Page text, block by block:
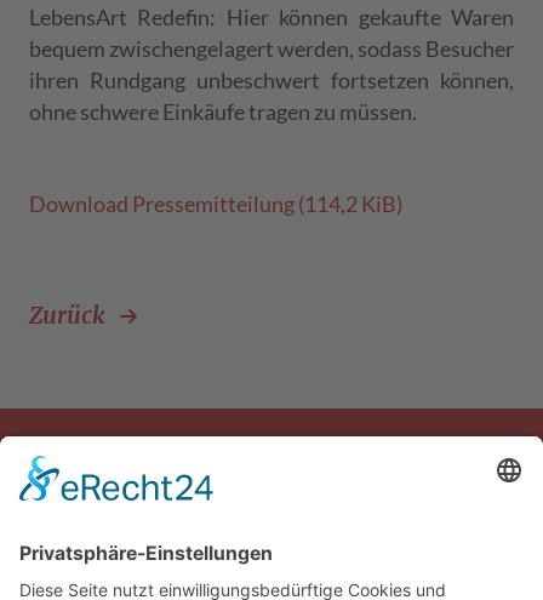
LebensArt Redefin: Hier können gekaufte Waren
bequem zwischengelagert werden, sodass Besucher
ihren Rundgang unbeschwert fortsetzen können,
ohne schwere Einkäufe tragen zu müssen.
Download Pressemitteilung(114,2 KiB)
Zurück
© 2026 Das AgenturHaus GmbH